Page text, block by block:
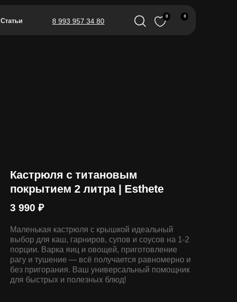
8 993 957 34 80
0
0
Статьи
Кастрюля с титановым
покрытием 2 литра | Esthete
3 990 ₽
Маленькая кастрюля с крышкой идеальный
выбор для каш, гарниров, супов и соусов на 1-2
порции. Варка яиц и овощей, приготовление
рагу и тушение — всё получается равномерно и
без пригорания. Ваш универсальный помощник
для быстрых и полезных блюд!